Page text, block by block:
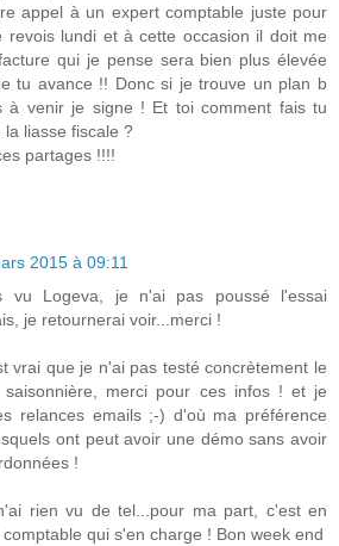
appel à un expert comptable juste pour
revois lundi et à cette occasion il doit me
qui je pense sera bien plus élevée
tu avance !! Donc si je trouve un plan b
à venir je signe ! Et toi comment fais tu
liasse fiscale ?
partages !!!!
2015 à 09:11
vu Logeva, je n'ai pas poussé l'essai
je retournerai voir...merci !
vrai que je n'ai pas testé concrètement le
saisonnière, merci pour ces infos ! et je
relances emails ;-) d'où ma préférence
ont peut avoir une démo sans avoir
!
rien vu de tel...pour ma part, c'est en
qui s'en charge ! Bon week end